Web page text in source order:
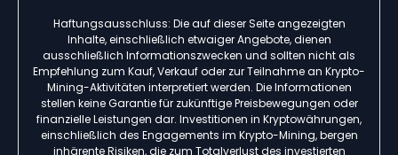
Haftungsausschluss: Die auf dieser Seite angezeigten
Inhalte, einschließlich etwaiger Angebote, dienen
ausschließlich Informationszwecken und sollten nicht als
Empfehlung zum Kauf, Verkauf oder zur Teilnahme an Krypto-
Mining-Aktivitäten interpretiert werden. Die Informationen
stellen keine Garantie für zukünftige Preisbewegungen oder
finanzielle Leistungen dar. Investitionen in Kryptowährungen,
einschließlich des Engagements im Krypto-Mining, bergen
inhärente Risiken, die zum Totalverlust des investierten